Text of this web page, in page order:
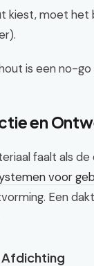
kiest, moet
is een no-
en
faalt als
voor
Een
Afdichting